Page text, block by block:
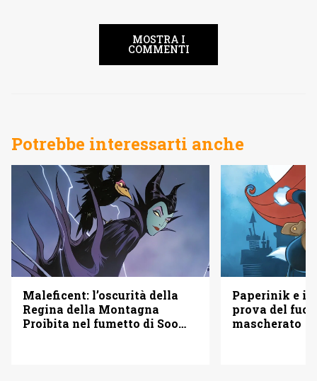
MOSTRA I
COMMENTI
Potrebbe interessarti anche
Maleficent: l’oscurità della
Regina della Montagna
Proibita nel fumetto di Soo
Paperinik e i
prova del
mascherato